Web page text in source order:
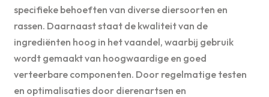
specifieke behoeften van diverse diersoorten en
rassen. Daarnaast staat de kwaliteit van de
ingrediënten hoog in het vaandel, waarbij gebruik
wordt gemaakt van hoogwaardige en goed
verteerbare componenten. Door regelmatige testen
en optimalisaties door dierenartsen en